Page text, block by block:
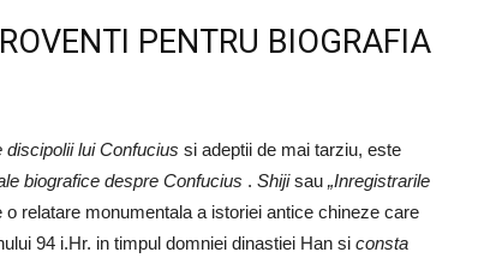
PENTRU BIOGRAFIA
discipolii luiConfucius si adeptii de mai tarziu, este
biografice despre Confucius . Shijisau „Inregistrarile
o relatare monumentala a istoriei antice chineze care
94 i.Hr. in timpul domniei dinastiei Han si consta